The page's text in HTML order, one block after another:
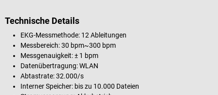
Technische Details
EKG-Messmethode: 12 Ableitungen
Messbereich: 30 bpm~300 bpm
Messgenauigkeit: ± 1 bpm
Datenübertragung: WLAN
Abtastrate: 32.000/s
Interner Speicher: bis zu 10.000 Dateien